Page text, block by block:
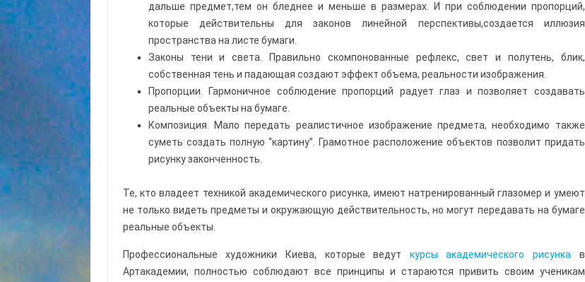
дальше предмет,тем он бледнее и меньше в размерах. И при соблюдении пропорций,
которые действительны для законов линейной перспективы,создается иллюзия
пространства на листе бумаги.
Законы тени и света. Правильно скомпонованные рефлекс, свет и полутень, блик,
собственная тень и падающая создают эффект объема, реальности изображения.
Пропорции. Гармоничное соблюдение пропорций радует глаз и позволяет создавать
реальные объекты на бумаге.
Композиция. Мало передать реалистичное изображение предмета, необходимо также
суметь создать полную “картину”. Грамотное расположение объектов позволит придать
рисунку законченность.
Те, кто владеет техникой академического рисунка, имеют натренированный глазомер и умеют
не только видеть предметы и окружающую действительность, но могут передавать на бумаге
реальные объекты.
Профессиональные художники Киева, которые ведут курсы академического рисунка в
Артакадемии, полностью соблюдают все принципы и стараются привить своим ученикам